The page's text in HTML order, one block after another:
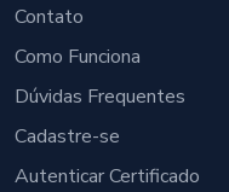
Contato
Como Funciona
Dúvidas Frequentes
Cadastre-se
Autenticar Certificado